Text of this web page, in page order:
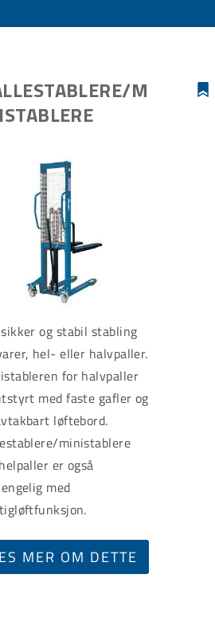
M
og stabil stabling
hel- eller halvpaller.
for halvpaller
med faste gafler og
løftebord.
ministablere
er også
med
MER OM DETTE